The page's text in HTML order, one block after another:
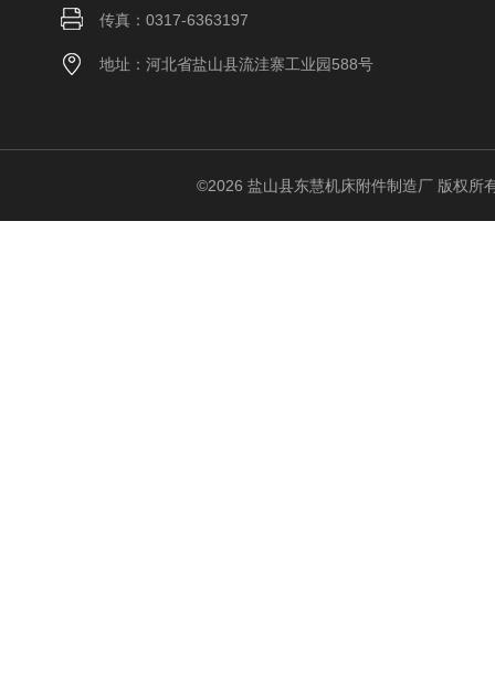
传真：0317-6363197
地址：河北省盐山县流洼寨工业园588号
©2026 盐山县东慧机床附件制造厂 版权